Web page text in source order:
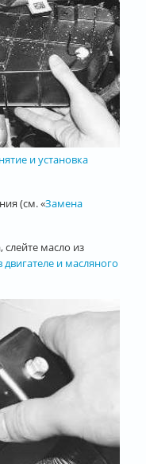
и установка
(см. «Замена
слейте масло из
и масляного